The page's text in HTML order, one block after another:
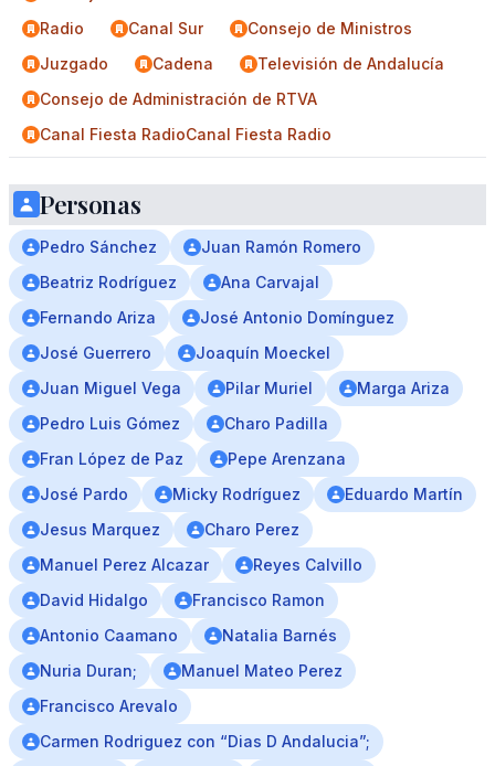
Radio
Canal Sur
Consejo de Ministros
Juzgado
Cadena
Televisión de Andalucía
Consejo de Administración de RTVA
Canal Fiesta RadioCanal Fiesta Radio
Personas
Pedro Sánchez
Juan Ramón Romero
Beatriz Rodríguez
Ana Carvajal
Fernando Ariza
José Antonio Domínguez
José Guerrero
Joaquín Moeckel
Juan Miguel Vega
Pilar Muriel
Marga Ariza
Pedro Luis Gómez
Charo Padilla
Fran López de Paz
Pepe Arenzana
José Pardo
Micky Rodríguez
Eduardo Martín
Jesus Marquez
Charo Perez
Manuel Perez Alcazar
Reyes Calvillo
David Hidalgo
Francisco Ramon
Antonio Caamano
Natalia Barnés
Nuria Duran;
Manuel Mateo Perez
Francisco Arevalo
Carmen Rodriguez con “Dias D Andalucia”;